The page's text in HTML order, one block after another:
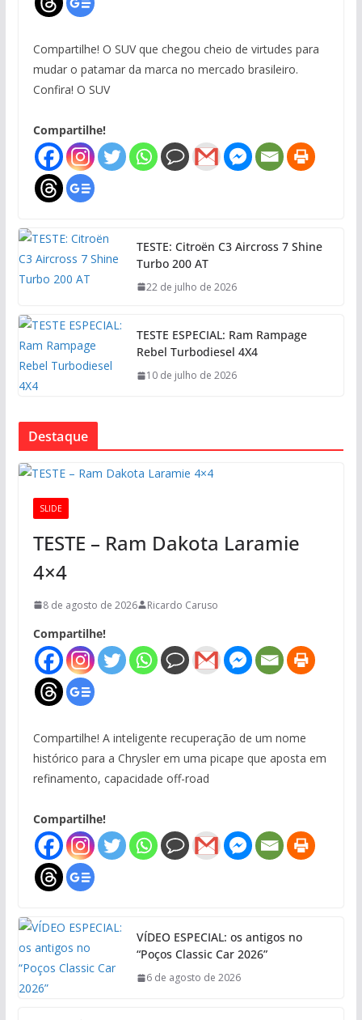
Compartilhe! O SUV que chegou cheio de virtudes para
mudar o patamar da marca no mercado brasileiro.
Confira! O SUV
Compartilhe!
TESTE: Citroën C3 Aircross 7 Shine
Turbo 200 AT
22 de julho de 2026
TESTE ESPECIAL: Ram Rampage
Rebel Turbodiesel 4X4
10 de julho de 2026
Destaque
SLIDE
TESTE – Ram Dakota Laramie
4×4
8 de agosto de 2026 Ricardo Caruso
Compartilhe!
Compartilhe! A inteligente recuperação de um nome
histórico para a Chrysler em uma picape que aposta em
refinamento, capacidade off-road
Compartilhe!
VÍDEO ESPECIAL: os antigos no
“Poços Classic Car 2026”
6 de agosto de 2026